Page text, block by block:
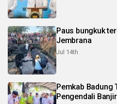
Paus bungkuk
Jembrana
Jul 14th
Pemkab Badung
Pengendali